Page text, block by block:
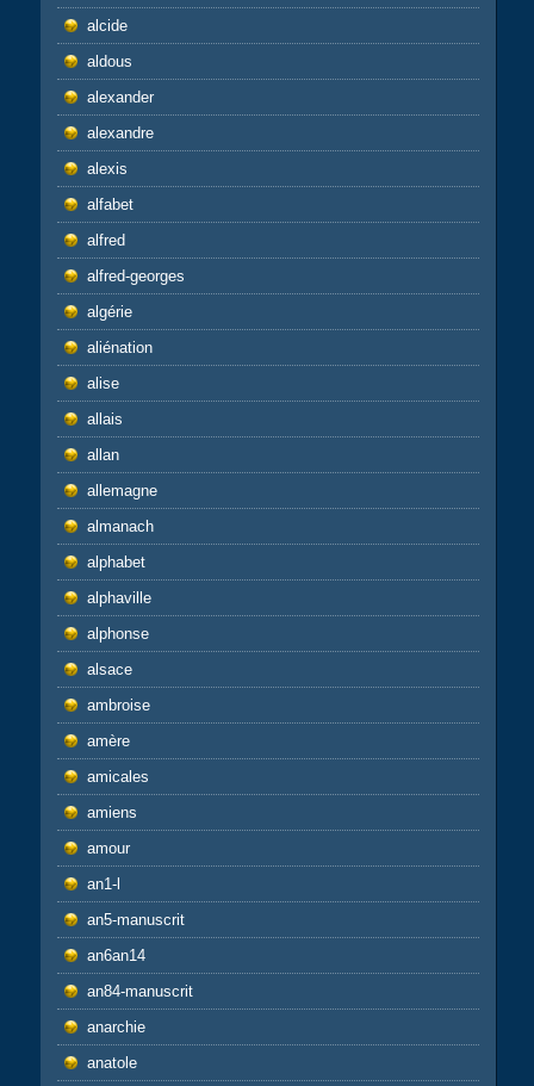
alcide
aldous
alexander
alexandre
alexis
alfabet
alfred
alfred-georges
algérie
aliénation
alise
allais
allan
allemagne
almanach
alphabet
alphaville
alphonse
alsace
ambroise
amère
amicales
amiens
amour
an1-l
an5-manuscrit
an6an14
an84-manuscrit
anarchie
anatole